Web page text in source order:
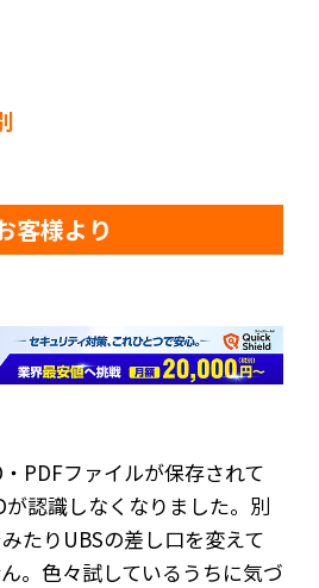
客様より
PDFファイルが保存されて
認識しなくなりました。別
たりUBSの差し口を変えて
。色々試しているうちに気づ